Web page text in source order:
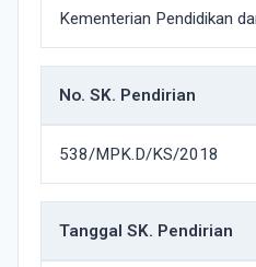
Kementerian Pendidikan
No. SK. Pendirian
538/MPK.D/KS/2018
Tanggal SK. Pendirian